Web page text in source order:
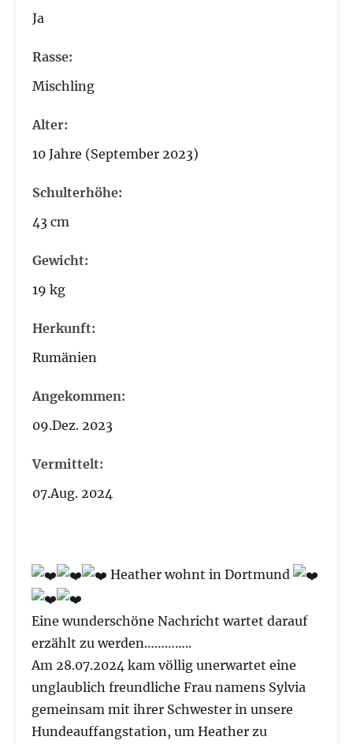
Ja
Rasse:
Mischling
Alter:
10 Jahre (September 2023)
Schulterhöhe:
43 cm
Gewicht:
19 kg
Herkunft:
Rumänien
Angekommen:
09.Dez. 2023
Vermittelt:
07.Aug. 2024
Heather wohnt in Dortmund
Eine wunderschöne Nachricht wartet darauf
erzählt zu werden…………..
Am 28.07.2024 kam völlig unerwartet eine
unglaublich freundliche Frau namens Sylvia
gemeinsam mit ihrer Schwester in unsere
Hundeauffangstation, um Heather zu